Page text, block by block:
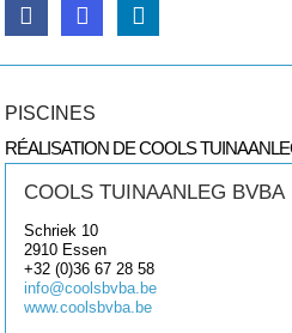
PISCINES
RÉALISATION DE COOLS
COOLS TUINAANLEG BVBA
Schriek 10
2910 Essen
+32 (0)36 67 28 58
info@coolsbvba.be
www.coolsbvba.be